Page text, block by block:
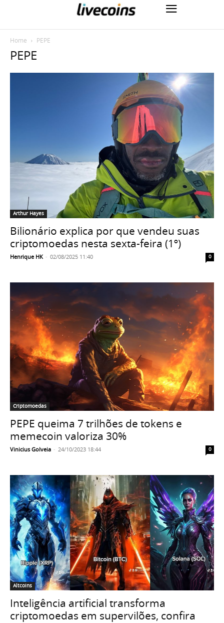
Home PEPE
PEPE
Arthur Hayes
Bilionário explica por que vendeu suas
criptomoedas nesta sexta-feira (1º)
Henrique HK - 02/08/2025 11:40 0
Criptomoedas
PEPE queima 7 trilhões de tokens e
memecoin valoriza 30%
Vinicius Golveia - 24/10/2023 18:44 0
Altcoins
Inteligência artificial transforma
criptomoedas em supervilões, confira